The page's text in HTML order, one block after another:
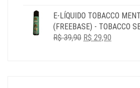
ORIGINAL
ERA:
R$ 32,90.
ATUAL
É:
E-LÍQUIDO TOBACCO
(FREEBASE) - TOBACCO
R$39,90 OR$ 29,90